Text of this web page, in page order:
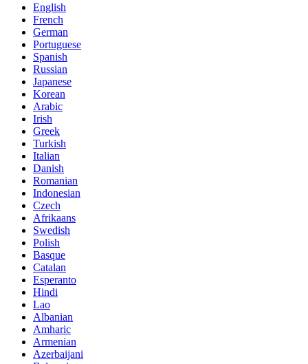
English
French
German
Portuguese
Spanish
Russian
Japanese
Korean
Arabic
Irish
Greek
Turkish
Italian
Danish
Romanian
Indonesian
Czech
Afrikaans
Swedish
Polish
Basque
Catalan
Esperanto
Hindi
Lao
Albanian
Amharic
Armenian
Azerbaijani